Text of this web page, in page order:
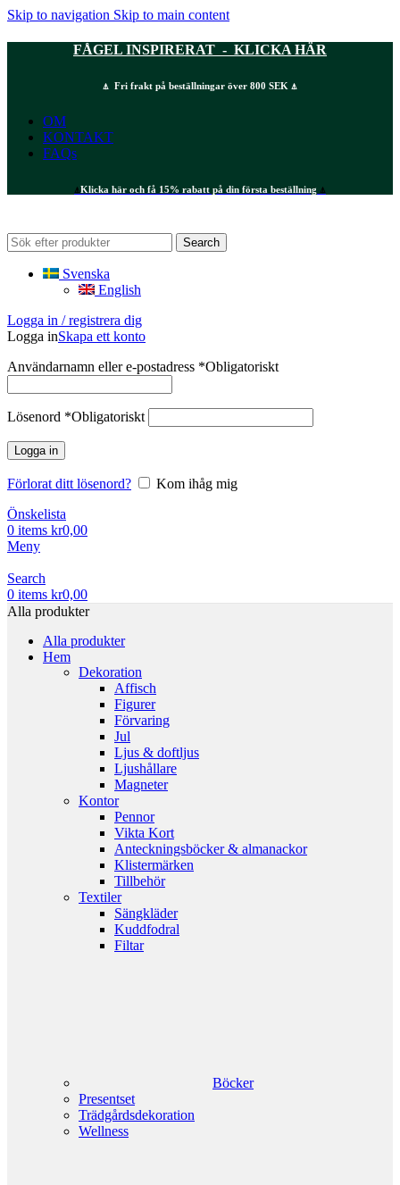
Skip to navigation Skip to main content
FÅGEL INSPIRERAT - KLICKA HÄR
⍋ Fri frakt på beställningar över 800 SEK ⍋
OM
KONTAKT
FAQs
⍋Klicka här och få 15% rabatt på din första beställning ⍋
Search
Svenska
English
Logga in / registrera dig
Logga inSkapa ett konto
Användarnamn eller e-postadress *Obligatoriskt
Lösenord *Obligatoriskt
Logga in
Förlorat ditt lösenord?
Kom ihåg mig
Önskelista
0 items kr0,00
Meny
Search
0 items kr0,00
Alla produkter
Alla produkter
Hem
Dekoration
Affisch
Figurer
Förvaring
Jul
Ljus & doftljus
Ljushållare
Magneter
Kontor
Pennor
Vikta Kort
Anteckningsböcker & almanackor
Klistermärken
Tillbehör
Textiler
Sängkläder
Kuddfodral
Filtar
Böcker
Presentset
Trädgårdsdekoration
Wellness